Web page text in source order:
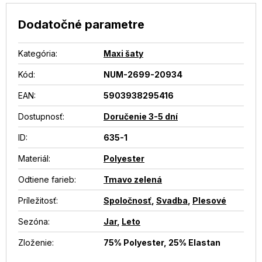
Dodatočné parametre
Kategória: Maxi šaty
Kód: NUM-2699-20934
EAN: 5903938295416
Dostupnosť: Doručenie 3-5 dní
ID: 635-1
Materiál: Polyester
Odtiene farieb: Tmavo zelená
Príležitosť: Spoločnosť Svadba Plesové
Sezóna: Jar, Leto
Zloženie: 75% Polyester, 25% Elastan